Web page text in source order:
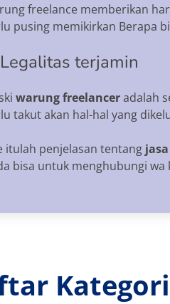
freelance memberikan
pusing memikirkan Berapa
terjamin
warung freelanceradalah
takut akan hal-hal yang
itulah penjelasan tentang
bisa untuk menghubungi wa
Kategori